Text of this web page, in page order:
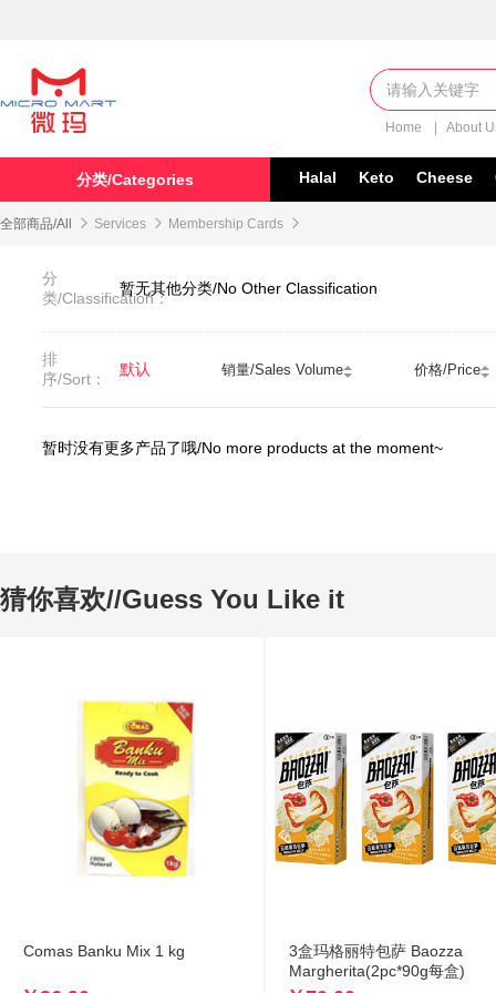
Home About
Halal Keto Cheese
分类/Categories
全部商品/All  Services  Membership Cards 
分
类/Classification：
暂无其他分类/No Other Classification
排
序/Sort：
默认 销量/Sales Volume 价格/Price
暂时没有更多产品了哦/No more products at the moment~
猜你喜欢//Guess You Like it
Comas Banku Mix 1 kg
3盒玛格丽特包萨 Baozza
Margherita(2pc*90g每盒)